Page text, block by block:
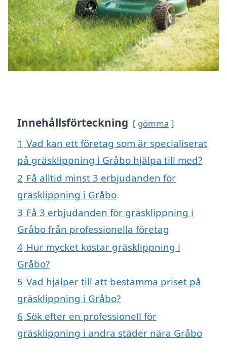
Innehållsförteckning gömma
1 Vad kan ett företag som är specialiserat
på gräsklippning i Gråbo hjälpa till med?
2 Få alltid minst 3 erbjudanden för
gräsklippning i Gråbo
3 Få 3 erbjudanden för gräsklippning i
Gråbo från professionella företag
4 Hur mycket kostar gräsklippning i
Gråbo?
5 Vad hjälper till att bestämma priset på
gräsklippning i Gråbo?
6 Sök efter en professionell för
gräsklippning i andra städer nära Gråbo